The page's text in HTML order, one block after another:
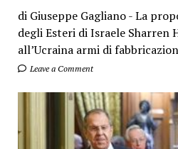
di Giuseppe Gagliano - La
degli Esteri di Israele Sharren
all’Ucraina armi di
Leave a Comment